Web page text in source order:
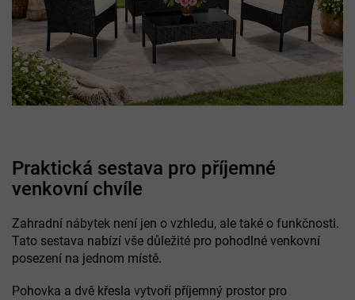
Praktická sestava pro příjemné
venkovní chvíle
Zahradní nábytek není jen o vzhledu, ale také o funkčnosti.
Tato sestava nabízí vše důležité pro pohodlné venkovní
posezení na jednom místě.
Pohovka a dvě křesla vytvoří příjemný prostor pro